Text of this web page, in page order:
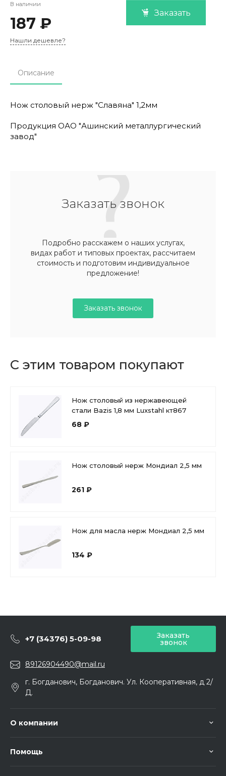
В наличии
187 ₽
Заказать
Нашли дешевле?
Описание
Нож столовый нерж "Славяна" 1,2мм
Продукция ОАО "Ашинский металлургический
завод"
Заказать звонок
Подробно расскажем о наших услугах,
видах работ и типовых проектах, рассчитаем
стоимость и подготовим индивидуальное
предложение!
Заказать звонок
С этим товаром покупают
Нож столовый из нержавеющей
стали Bazis 1,8 мм Luxstahl кт867
68 ₽
Нож столовый нерж Мондиал 2,5 мм
261 ₽
Нож для масла нерж Мондиал 2,5 мм
134 ₽
+7 (34376) 5-09-98 Заказать
звонок
89126904490@mail.ru
г. Богданович, Богданович. Ул. Кооперативная, д 2/
Д.
О компании
Помощь